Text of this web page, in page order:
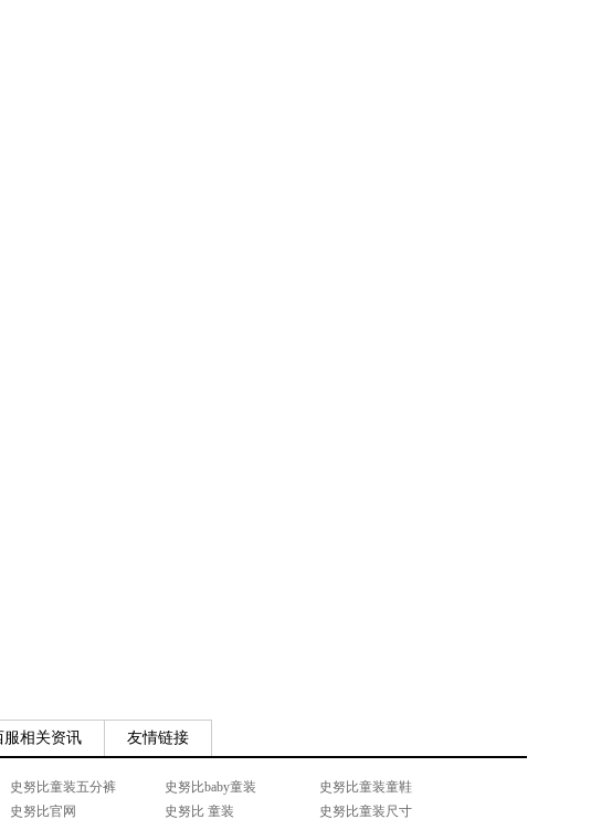
服相关资讯 友情链接
史努比童装五分裤 史努比baby童装
史努比童装童鞋
史努比官网 史努比 童装
史努比童装尺寸